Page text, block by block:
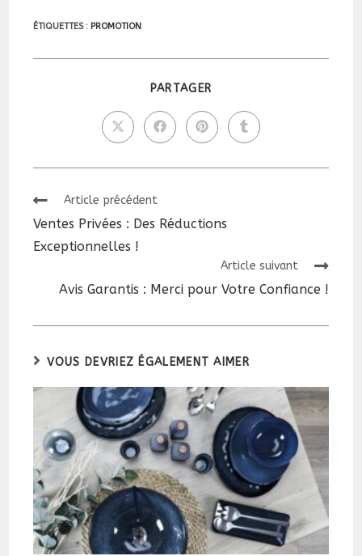
ÉTIQUETTES : PROMOTION
PARTAGER
CONTENU
Ouvrir
dans
autre
Ouvrir
dans
autre
Ouvrir
dans
autre
Ouvrir
dans
autre
Read
articles
Article précédent
Ventes Privées : Des Réductions
Exceptionnelles !
Article suivant
Avis Garantis : Merci pour Votre Confiance !
VOUS DEVRIEZ ÉGALEMENT AIMER